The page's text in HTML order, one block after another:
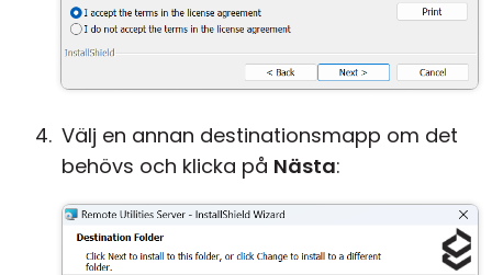
Välj en annan destinationsmapp om det
behövs och klicka på Nästa: